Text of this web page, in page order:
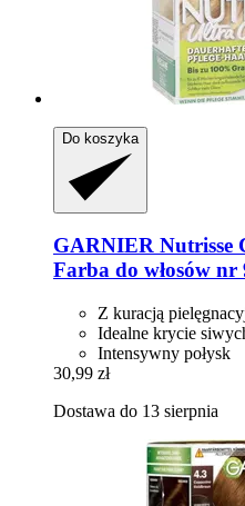
Do koszyka
GARNIER Nutrisse
Farba do włosów
Z kuracją
Idealne krycie
Intensywny połysk
30,99 zł
Dostawa do 13 sierpnia